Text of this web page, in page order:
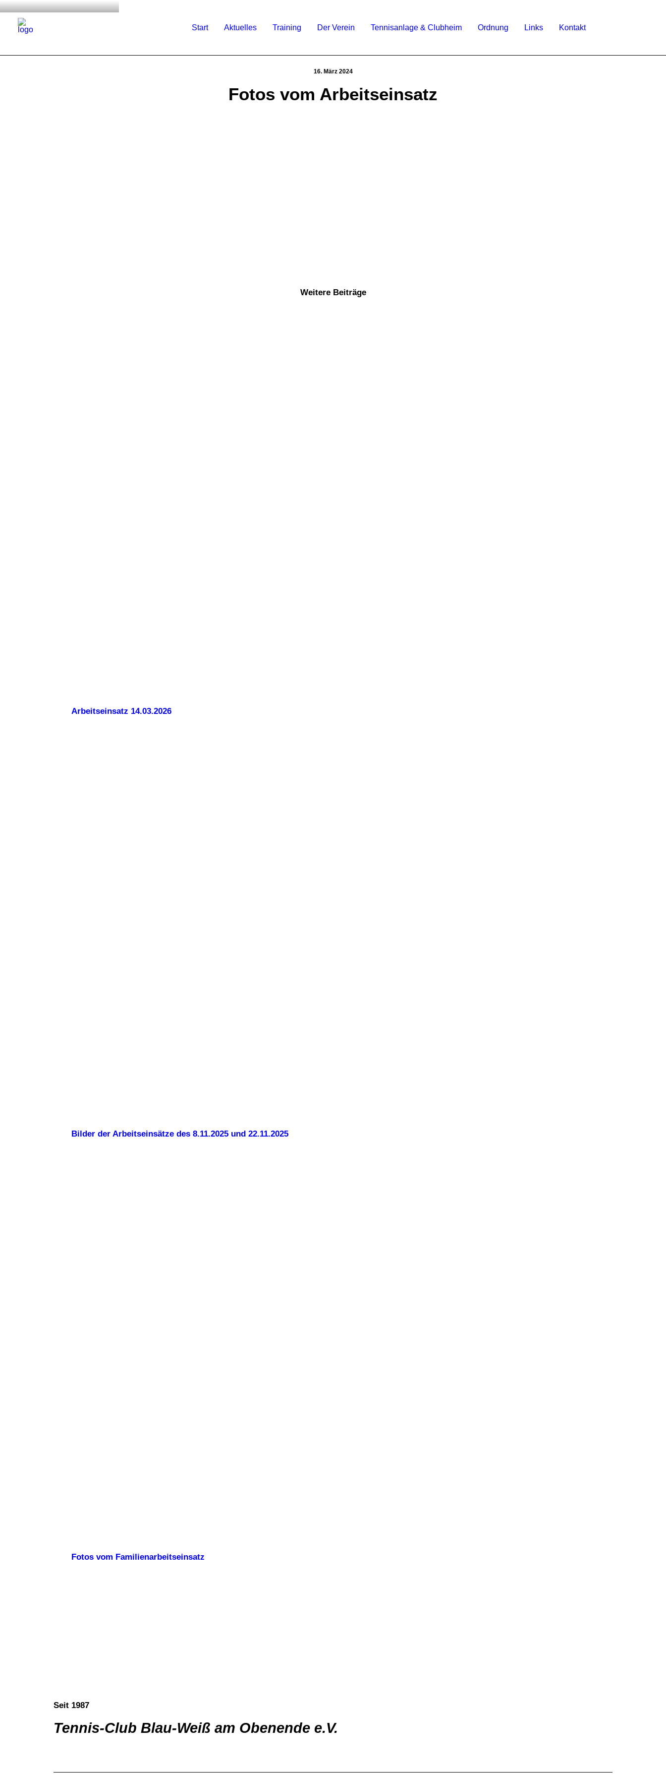
Start Aktuelles Training Der Verein Tennisanlage & Clubheim Ordnung Links Kontakt
16. März 2024
Fotos vom Arbeitseinsatz
Weitere Beiträge
Arbeitseinsatz 14.03.2026
Bilder der Arbeitseinsätze des 8.11.2025 und 22.11.2025
Fotos vom Familienarbeitseinsatz
Seit 1987
Tennis-Club Blau-Weiß am Obenende e.V.